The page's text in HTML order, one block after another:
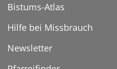
Bistums-Atlas
Hilfe bei Missbrauch
Newsletter